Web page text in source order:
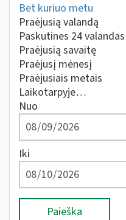
Bet kuriuo metu
Praėjusią valandą
Paskutines 24 valandas
Praėjusią savaitę
Praėjusį mėnesį
Praėjusiais metais
Laikotarpyje…
Nuo
Iki
Paieška